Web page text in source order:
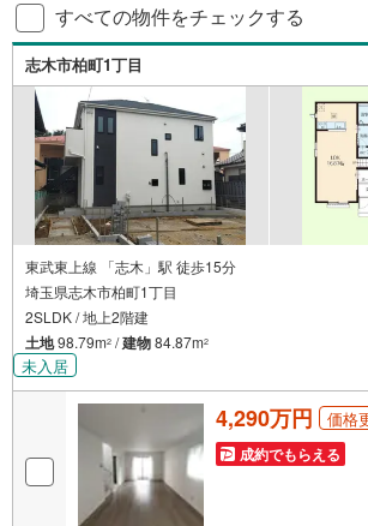
すべての物件をチェックする
志木市柏町1丁目
東武東上線 「志木」駅 徒歩15分
埼玉県志木市柏町1丁目
2SLDK / 地上2階建
土地98.79m2 /建物84.87m2
未入居
4,290万円 価格
成約でもらえる